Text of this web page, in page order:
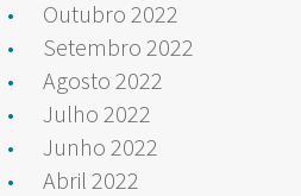
Outubro 2022
Setembro 2022
Agosto 2022
Julho 2022
Junho 2022
Abril 2022